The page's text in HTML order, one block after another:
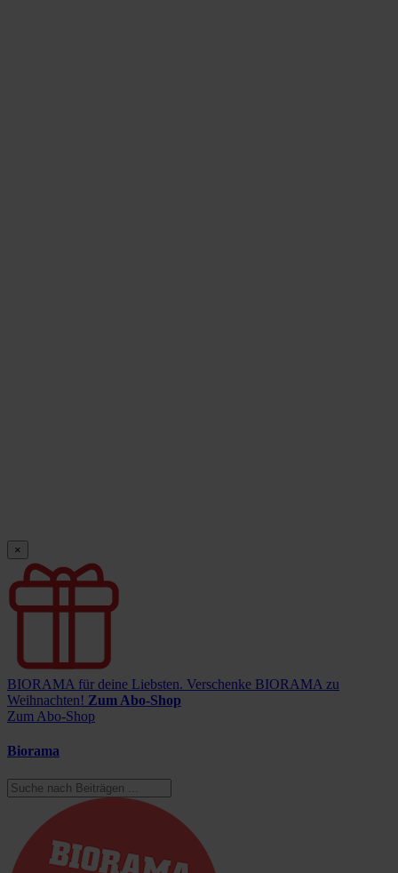
×
BIORAMA für deine Liebsten. Verschenke BIORAMA zu
Weihnachten! Zum Abo-Shop
Zum Abo-Shop
Biorama